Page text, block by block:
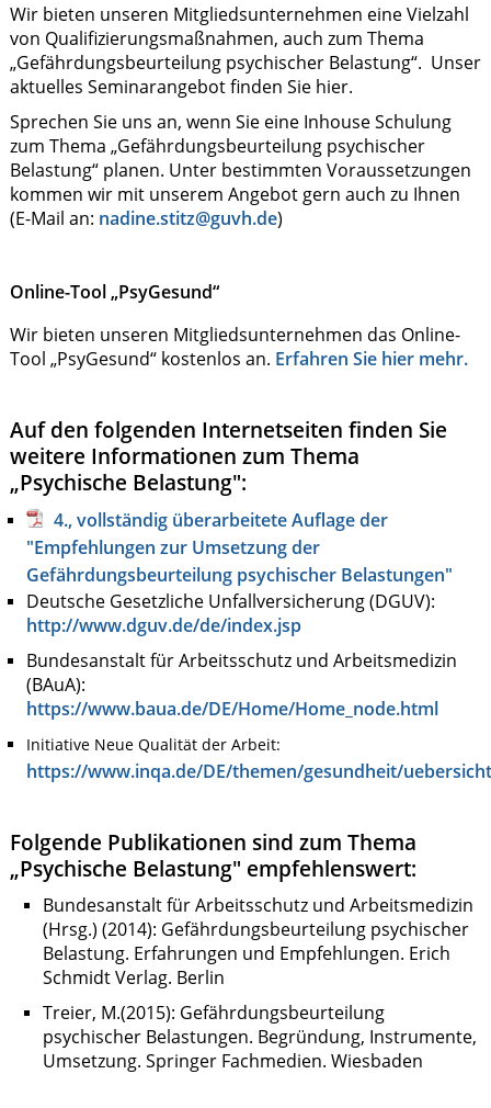
Wir bieten unseren Mitgliedsunternehmen eine Vielzahl
von Qualifizierungsmaßnahmen, auch zum Thema
„Gefährdungsbeurteilung psychischer Belastung“. Unser
aktuelles Seminarangebot finden Sie hier.
Sprechen Sie uns an, wenn Sie eine Inhouse Schulung
zum Thema „Gefährdungsbeurteilung psychischer
Belastung“ planen. Unter bestimmten Voraussetzungen
kommen wir mit unserem Angebot gern auch zu Ihnen
(E-Mail an: nadine.stitz@guvh.de)
Online-Tool „PsyGesund“
Wir bieten unseren Mitgliedsunternehmen das Online-
Tool „PsyGesund“ kostenlos an. Erfahren Sie hier mehr.
Auf den folgenden Internetseiten finden Sie
weitere Informationen zum Thema
„Psychische Belastung":
4., vollständig überarbeitete Auflage der
"Empfehlungen zur Umsetzung der
Gefährdungsbeurteilung psychischer Belastungen"
Deutsche Gesetzliche Unfallversicherung (DGUV):
http://www.dguv.de/de/index.jsp
Bundesanstalt für Arbeitsschutz und Arbeitsmedizin
(BAuA):
https://www.baua.de/DE/Home/Home_node.html
Initiative Neue Qualität der Arbeit:
https://www.inqa.de/DE/themen/gesundheit/
Folgende Publikationen sind zum Thema
„Psychische Belastung" empfehlenswert:
Bundesanstalt für Arbeitsschutz und Arbeitsmedizin
(Hrsg.) (2014): Gefährdungsbeurteilung psychischer
Belastung. Erfahrungen und Empfehlungen. Erich
Schmidt Verlag. Berlin
Treier, M.(2015): Gefährdungsbeurteilung
psychischer Belastungen. Begründung, Instrumente,
Umsetzung. Springer Fachmedien. Wiesbaden